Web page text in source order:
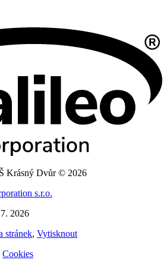
Krásný Dvůr © 2026
s.r.o.
2026
stránek, Vytisknout
Cookies